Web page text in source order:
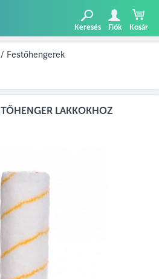
Keresés Fiók Kosár
/ Festőhengerek
LAKKOKHOZ